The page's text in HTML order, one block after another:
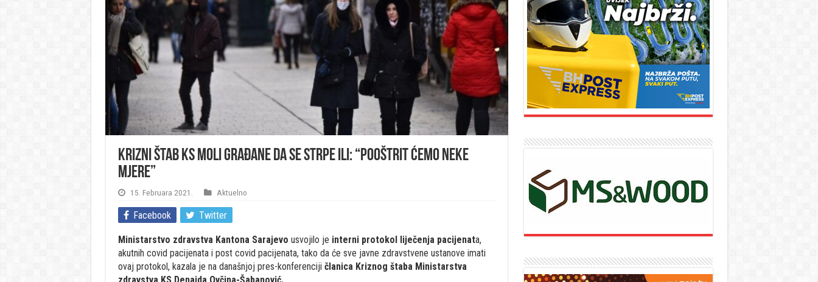
Krizni štab KS moli građane da se strpe ili: “Pooštrit ćemo neke
mjere”
15. Februara 2021. Aktuelno
Facebook Twitter
Ministarstvo zdravstva Kantona Sarajevo usvojilo je interni protokol liječenja pacijenata,
akutnih covid pacijenata i post covid pacijenata, tako da će sve javne zdravstvene ustanove imati
ovaj protokol, kazala je na današnjoj pres-konferenciji članica Kriznog štaba Ministarstva